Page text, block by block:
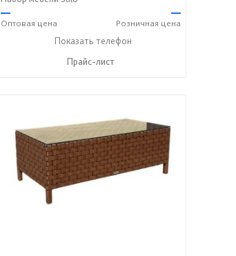
—
Оптовая цена
—
Розничная цена
+7 (917) 600-15-16
Показать телефон
Прайс-лист